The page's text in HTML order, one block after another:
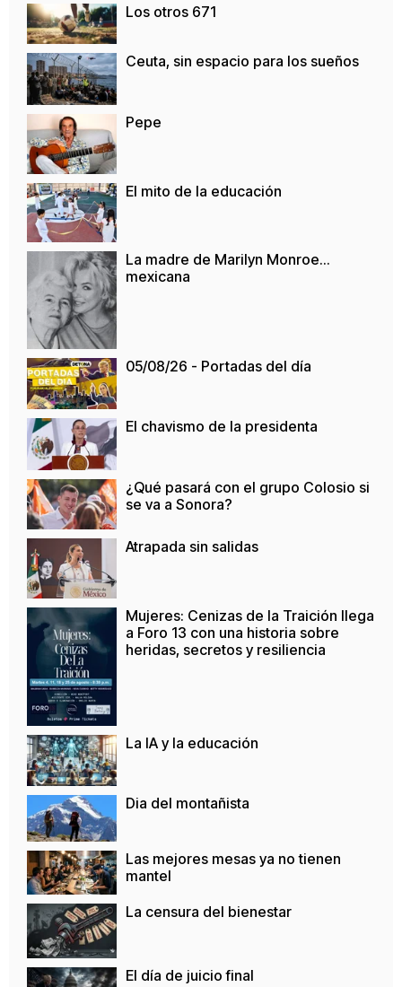
Los otros 671
Ceuta, sin espacio para los sueños
Pepe
El mito de la educación
La madre de Marilyn Monroe…
mexicana
05/08/26 - Portadas del día
El chavismo de la presidenta
¿Qué pasará con el grupo Colosio si
se va a Sonora?
Atrapada sin salidas
Mujeres: Cenizas de la Traición llega
a Foro 13 con una historia sobre
heridas, secretos y resiliencia
La IA y la educación
Dia del montañista
Las mejores mesas ya no tienen
mantel
La censura del bienestar
El día de juicio final